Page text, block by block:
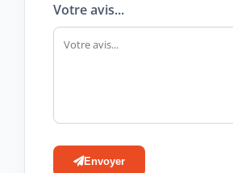
Votre avis...
Envoyer